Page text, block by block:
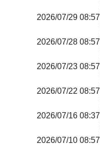
2026/07/29 08:57
2026/07/28 08:57
2026/07/23 08:57
2026/07/22 08:57
2026/07/16 08:37
2026/07/10 08:57